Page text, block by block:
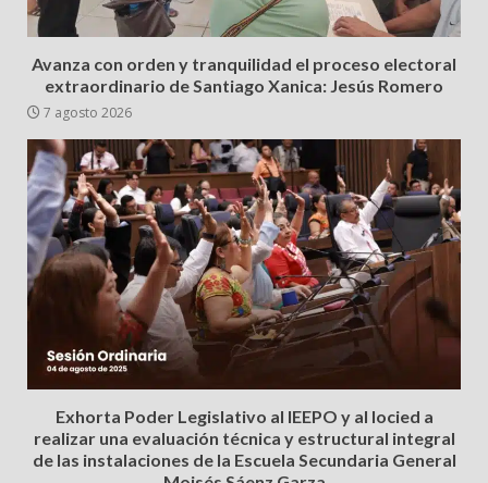
Avanza con orden y tranquilidad el proceso electoral
extraordinario de Santiago Xanica: Jesús Romero
7 agosto 2026
Exhorta Poder Legislativo al IEEPO y al Iocied a
realizar una evaluación técnica y estructural integral
de las instalaciones de la Escuela Secundaria General